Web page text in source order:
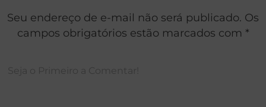
Seu endereço de e-mail não será publicado. Os
campos obrigatórios estão marcados com *